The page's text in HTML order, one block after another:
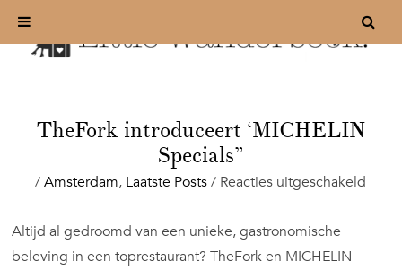
TheFork introduceert ‘MICHELIN
Specials”
/Amsterdam, Laatste Posts/ Reacties uitgeschakeld
Altijd al gedroomd van een unieke, gastronomische
beleving in een toprestaurant? TheFork en MICHELIN